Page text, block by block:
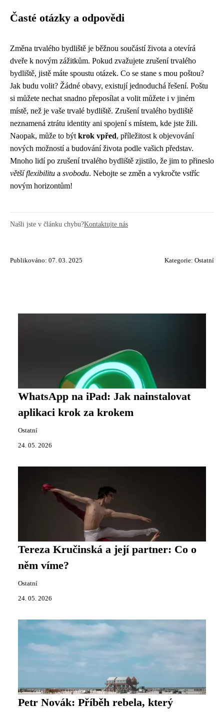
Časté otázky a odpovědi
Změna trvalého bydliště je běžnou součástí života a otevírá
dveře k novým zážitkům. Pokud zvažujete zrušení trvalého
bydliště, jistě máte spoustu otázek. Co se stane s mou poštou?
Jak budu volit? Žádné obavy, existují jednoduchá řešení. Poštu
si můžete nechat snadno přeposílat a volit můžete i v jiném
místě, než je vaše trvalé bydliště. Zrušení trvalého bydliště
neznamená ztrátu identity ani spojení s místem, kde jste žili.
Naopak, může to býtkrok vpřed, příležitost k objevování
nových možností a budování života podle vašich představ.
Mnoho lidí po zrušení trvalého bydliště zjistilo, že jim to přineslo
větší flexibilitu a svobodu. Nebojte se změn a vykročte vstříc
novým horizontům!
Našli jste v článku chybu?Kontaktujte nás
Publikováno: 07. 03. 2025 Kategorie: Ostatní
WhatsApp na iPad: Jak nainstalovat
aplikaci krok za krokem
Ostatní
24. 05. 2026
Tereza Kručinská a její partner: Co o
něm víme?
Ostatní
24. 05. 2026
Petr Novák: Příběh rebela, který